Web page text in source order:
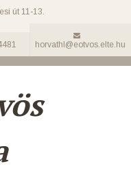
út 11-13.
horvathl@eotvos.elte.hu